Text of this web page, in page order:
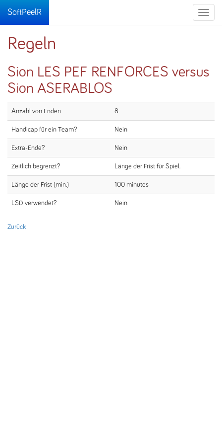
Toggle
SoftPeelR
Regeln
Sion LES PEF RENFORCES versus
Sion ASERABLOS
Anzahl von Enden 8
Handicap für ein Team? Nein
Extra-Ende? Nein
Zeitlich begrenzt? Länge der Frist für Spiel.
Länge der Frist (min.) 100 minutes
LSD verwendet? Nein
Zurück